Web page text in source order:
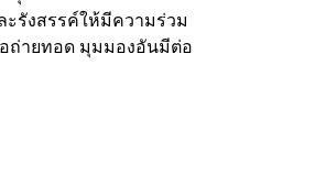
รังสรรค์ให้มีความร่วม
ถ่ายทอด มุมมองอันมีต่อ